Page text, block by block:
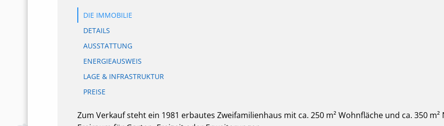
DIE IMMOBILIE
DETAILS
AUSSTATTUNG
ENERGIEAUSWEIS
LAGE & INFRASTRUKTUR
PREISE
Zum Verkauf steht ein 1981 erbautes Zweifamilienhaus mit ca. 250 m² Wohnfläche und ca. 350